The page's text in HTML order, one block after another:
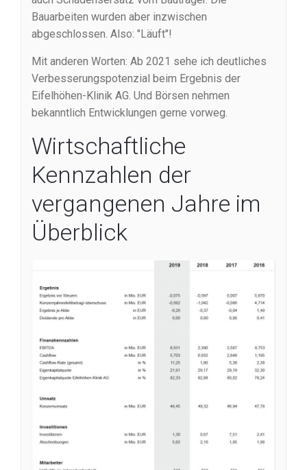
Bauarbeiten wurden aber inzwischen
abgeschlossen. Also: "Läuft"!
Mit anderen Worten: Ab 2021 sehe ich deutliches
Verbesserungspotenzial beim Ergebnis der
Eifelhöhen-Klinik AG. Und Börsen nehmen
bekanntlich Entwicklungen gerne vorweg.
Wirtschaftliche
Kennzahlen der
vergangenen Jahre im
Überblick